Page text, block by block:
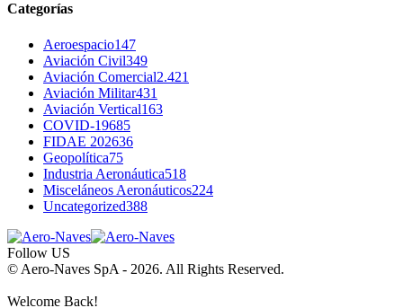
Categorías
Aeroespacio147
Aviación Civil349
Aviación Comercial2.421
Aviación Militar431
Aviación Vertical163
COVID-19685
FIDAE 202636
Geopolítica75
Industria Aeronáutica518
Misceláneos Aeronáuticos224
Uncategorized388
Follow US
© Aero-Naves SpA - 2026. All Rights Reserved.
Welcome Back!